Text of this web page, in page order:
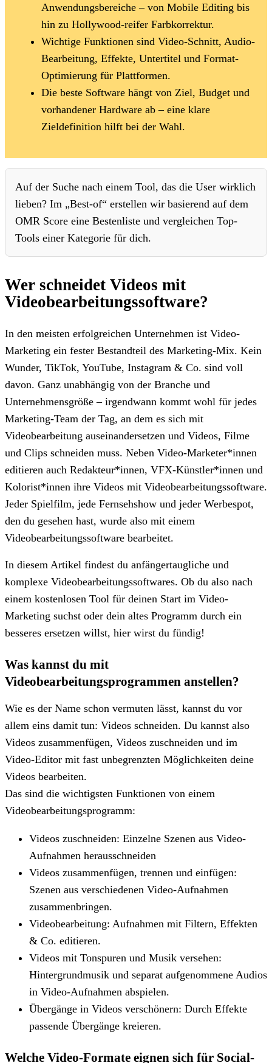
Anwendungsbereiche – von Mobile Editing bis
hin zu Hollywood-reifer Farbkorrektur.
Wichtige Funktionen sind Video-Schnitt, Audio-
Bearbeitung, Effekte, Untertitel und Format-
Optimierung für Plattformen.
Die beste Software hängt von Ziel, Budget und
vorhandener Hardware ab – eine klare
Zieldefinition hilft bei der Wahl.
Auf der Suche nach einem Tool, das die User wirklich
lieben? Im „Best-of“ erstellen wir basierend auf dem
OMR Score eine Bestenliste und vergleichen Top-
Tools einer Kategorie für dich.
Wer schneidet Videos mit
Videobearbeitungssoftware?
In den meisten erfolgreichen Unternehmen ist Video-
Marketing ein fester Bestandteil des Marketing-Mix. Kein
Wunder, TikTok, YouTube, Instagram & Co. sind voll
davon. Ganz unabhängig von der Branche und
Unternehmensgröße – irgendwann kommt wohl für jedes
Marketing-Team der Tag, an dem es sich mit
Videobearbeitung auseinandersetzen und Videos, Filme
und Clips schneiden muss. Neben Video-Marketer*innen
editieren auch Redakteur*innen, VFX-Künstler*innen und
Kolorist*innen ihre Videos mit Videobearbeitungssoftware.
Jeder Spielfilm, jede Fernsehshow und jeder Werbespot,
den du gesehen hast, wurde also mit einem
Videobearbeitungssoftware bearbeitet.
In diesem Artikel findest du anfängertaugliche und
komplexe Videobearbeitungssoftwares. Ob du also nach
einem kostenlosen Tool für deinen Start im Video-
Marketing suchst oder dein altes Programm durch ein
besseres ersetzen willst, hier wirst du fündig!
Was kannst du mit
Videobearbeitungsprogrammen anstellen?
Wie es der Name schon vermuten lässt, kannst du vor
allem eins damit tun: Videos schneiden. Du kannst also
Videos zusammenfügen, Videos zuschneiden und im
Video-Editor mit fast unbegrenzten Möglichkeiten deine
Videos bearbeiten.
Das sind die wichtigsten Funktionen von einem
Videobearbeitungsprogramm:
Videos zuschneiden: Einzelne Szenen aus Video-
Aufnahmen herausschneiden
Videos zusammenfügen, trennen und einfügen:
Szenen aus verschiedenen Video-Aufnahmen
zusammenbringen.
Videobearbeitung: Aufnahmen mit Filtern, Effekten
& Co. editieren.
Videos mit Tonspuren und Musik versehen:
Hintergrundmusik und separat aufgenommene Audios
in Video-Aufnahmen abspielen.
Übergänge in Videos verschönern: Durch Effekte
passende Übergänge kreieren.
Welche Video-Formate eignen sich für Social-